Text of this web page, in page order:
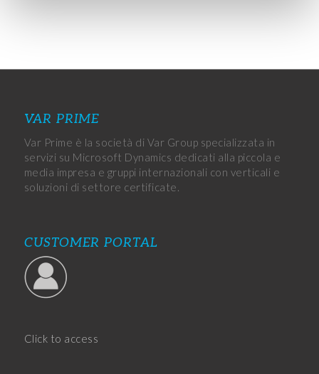
VAR PRIME
Var Prime è la società di Var Group specializzata in
servizi su Microsoft Dynamics dedicati alla piccola e
media impresa e gruppi internazionali con verticali e
soluzioni di settore certificate.
CUSTOMER PORTAL
Click to access